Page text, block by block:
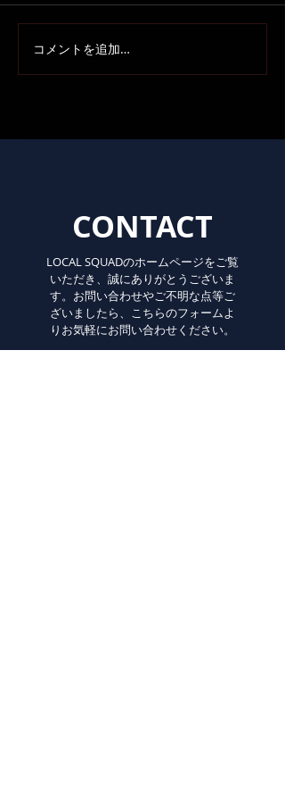
コメントを追加…
CONTACT
LOCAL SQUADのホームページをご覧
いただき、誠にありがとうございま
す。お問い合わせやご不明な点等ご
ざいましたら、こちらのフォームよ
りお気軽にお問い合わせください。